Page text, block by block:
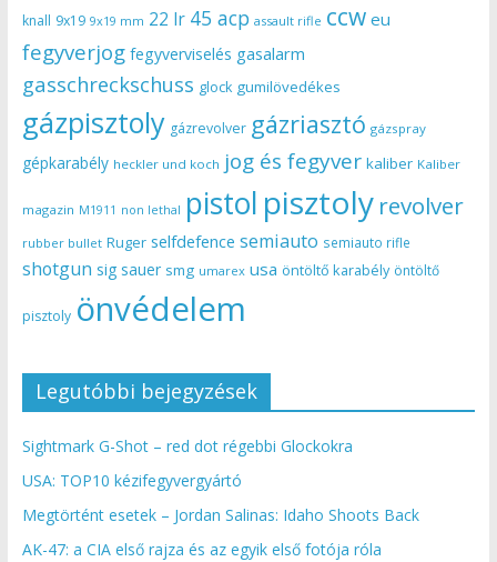
knall 9x19 9x19 mm 22 lr 45 acp assault rifle ccw eu
fegyverjog fegyverviselés gasalarm
gasschreckschuss glock gumilövedékes
gázpisztoly gázrevolver gázriasztó gázspray
gépkarabély heckler und koch jog és fegyver kaliber Kaliber
magazin M1911 non lethal pistol pisztoly revolver
rubber bullet Ruger selfdefence semiauto semiauto rifle
shotgun sig sauer smg umarex usa öntöltő karabély öntöltő
pisztoly önvédelem
Legutóbbi bejegyzések
Sightmark G-Shot – red dot régebbi Glockokra
USA: TOP10 kézifegyvergyártó
Megtörtént esetek – Jordan Salinas: Idaho Shoots Back
AK-47: a CIA első rajza és az egyik első fotója róla